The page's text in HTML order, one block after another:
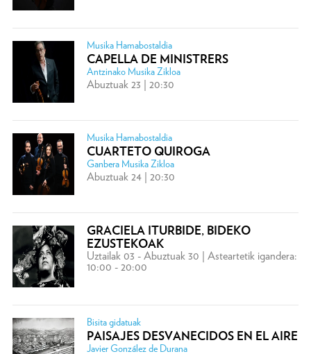
Musika Hamabostaldia
CAPELLA DE MINISTRERS
Antzinako Musika Zikloa
Abuztuak 23 | 20:30
Musika Hamabostaldia
CUARTETO QUIROGA
Ganbera Musika Zikloa
Abuztuak 24 | 20:30
GRACIELA ITURBIDE, BIDEKO
EZUSTEKOAK
Uztailak 03 - Abuztuak 30 | Asteartetik igandera:
10:00 - 20:00
Bisita gidatuak
PAISAJES DESVANECIDOS EN EL AIRE
Javier González de Durana